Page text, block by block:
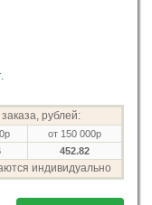
рублей:
от 150 000р
452.82
индивидуально